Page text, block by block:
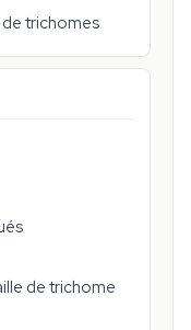
trichomes
de trichome